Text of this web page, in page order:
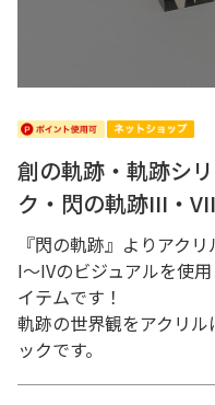
創の軌跡・軌跡シ
ク・閃の軌跡III・
『閃の軌跡』よりアク
I～IVのビジュアルを使
イテムです！
軌跡の世界観をアクリ
ックです。